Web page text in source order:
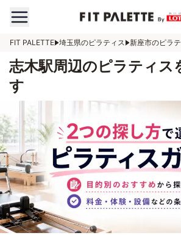
FIT PALETTE 埼玉県のピラティス 新座市のピラ
志木駅周辺のピラティス
す